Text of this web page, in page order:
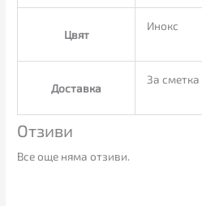
Цвят
Инокс
Доставка
За
Отзиви
Все още няма отзиви.